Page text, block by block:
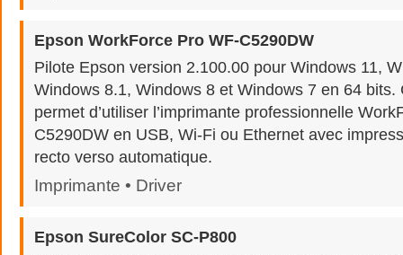
Epson WorkForce Pro WF-C5290DW
Pilote Epson version 2.100.00 pour Windows 11,
Windows 8.1, Windows 8 et Windows 7 en 64 bits.
permet d’utiliser l’imprimante professionnelle
C5290DW en USB, Wi-Fi ou Ethernet avec
recto verso automatique.
Imprimante • Driver
Epson SureColor SC-P800